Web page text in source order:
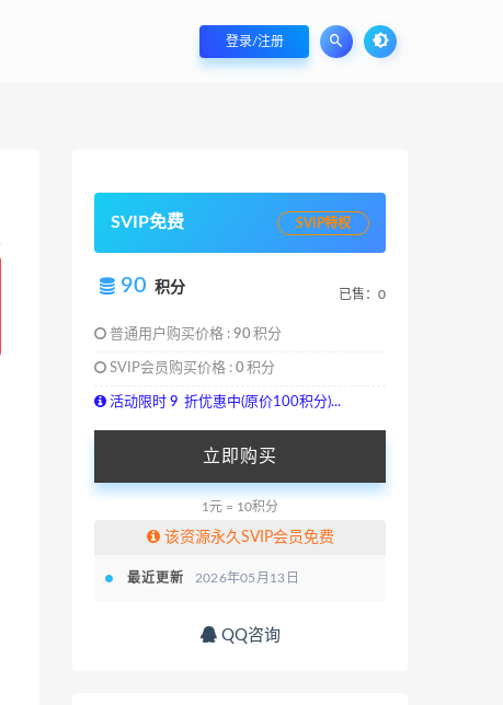
登录/注册
SVIP免费 SVIP特权
90 积分 已售：0
普通用户购买价格 : 90 积分
SVIP会员购买价格 : 0 积分
活动限时 9 折优惠中(原价100积分)...
立即购买
1元 = 10积分
该资源永久SVIP会员免费
最近更新 2026年05月13日
QQ咨询